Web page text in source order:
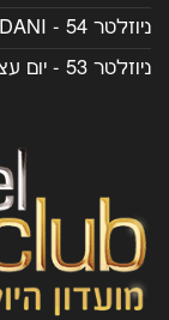
ניוזלטר 54 - PADANI
ניוזלטר 53 - יום עצמאות שמח